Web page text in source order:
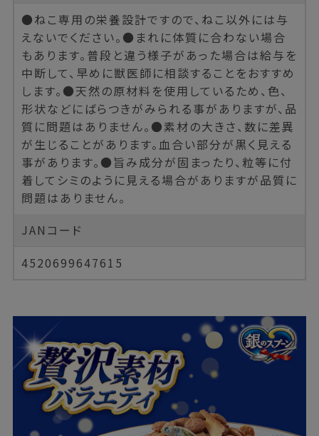
●ねこ専用の栄養設計ですので、ねこ以外には与
えないでください。●まれに体質に合わない場合
もあります。普段と違う様子があった場合は給与を
中断して、早めに獣医師に相談することをおすすめ
します。●天然の原材料を使用しているため、色、
形状などにばらつきがみられる事がありますが、品
質に問題はありません。●素材の大きさ、数に差異
が生じることがあります。血合い部分が黒く見える
事があります。●旨み成分が固まったり、粒等に付
着してシミのように見える場合がありますが品質に
問題はありません。
JANコード
4520699647615